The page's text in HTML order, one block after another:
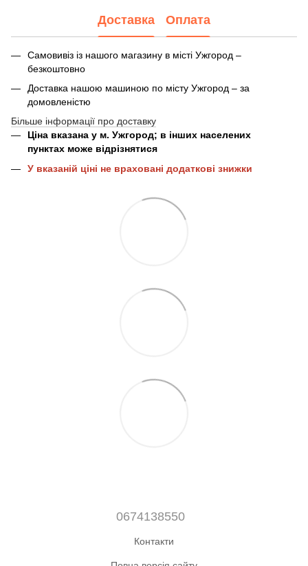
Доставка Оплата
Самовивіз із нашого магазину в місті Ужгород –
безкоштовно
Доставка нашою машиною по місту Ужгород – за
домовленістю
Більше інформації про доставку
Ціна вказана у м. Ужгород; в інших населених
пунктах може відрізнятися
У вказаній ціні не враховані додаткові знижки
0674138550
Контакти